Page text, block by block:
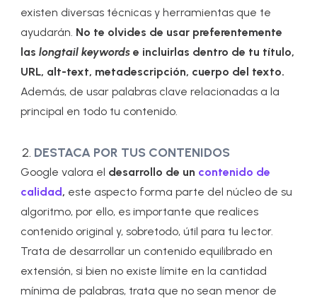
existen diversas técnicas y herramientas que te
ayudarán. No te olvides de usar preferentemente
laslongtail keywords e incluirlas dentro de tu título,
URL, alt-text, metadescripción, cuerpo del texto.
Además, de usar palabras clave relacionadas a la
principal en todo tu contenido.
DESTACA POR TUS CONTENIDOS
Google valora el desarrollo de un contenido de
calidad, este aspecto forma parte del núcleo de su
algoritmo, por ello, es importante que realices
contenido original y, sobretodo, útil para tu lector.
Trata de desarrollar un contenido equilibrado en
extensión, si bien no existe límite en la cantidad
mínima de palabras, trata que no sean menor de